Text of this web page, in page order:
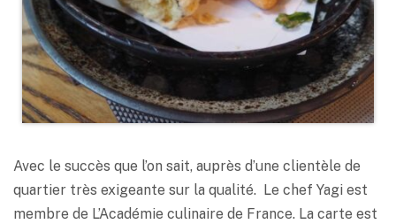
Avec le succès que l’on sait, auprès d’une clientèle de
quartier très exigeante sur la qualité. Le chef Yagi est
membre de L’Académie culinaire de France. La carte est